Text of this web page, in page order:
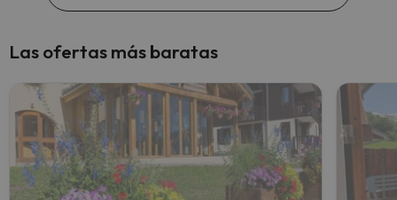
Las ofertas más baratas